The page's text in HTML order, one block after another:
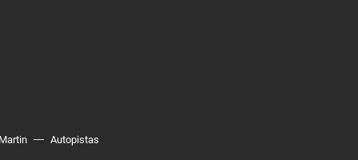
Autopistas